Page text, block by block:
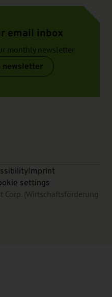
email inbox
monthly newsletter
newsletter
Imprint
settings
(Wirtschaftsförderung